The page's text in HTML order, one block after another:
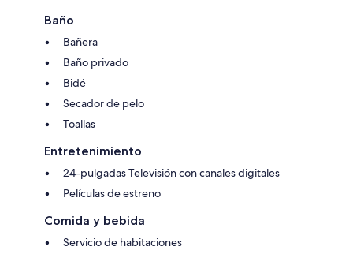
Baño
Bañera
Baño privado
Bidé
Secador de pelo
Toallas
Entretenimiento
24-pulgadas Televisión con canales digitales
Películas de estreno
Comida y bebida
Servicio de habitaciones